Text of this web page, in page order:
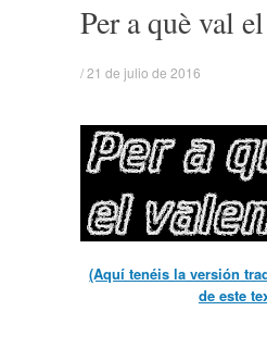
contenidoPer a què val
/21 de julio de 2016
(Aquí tenéis la versión
de este